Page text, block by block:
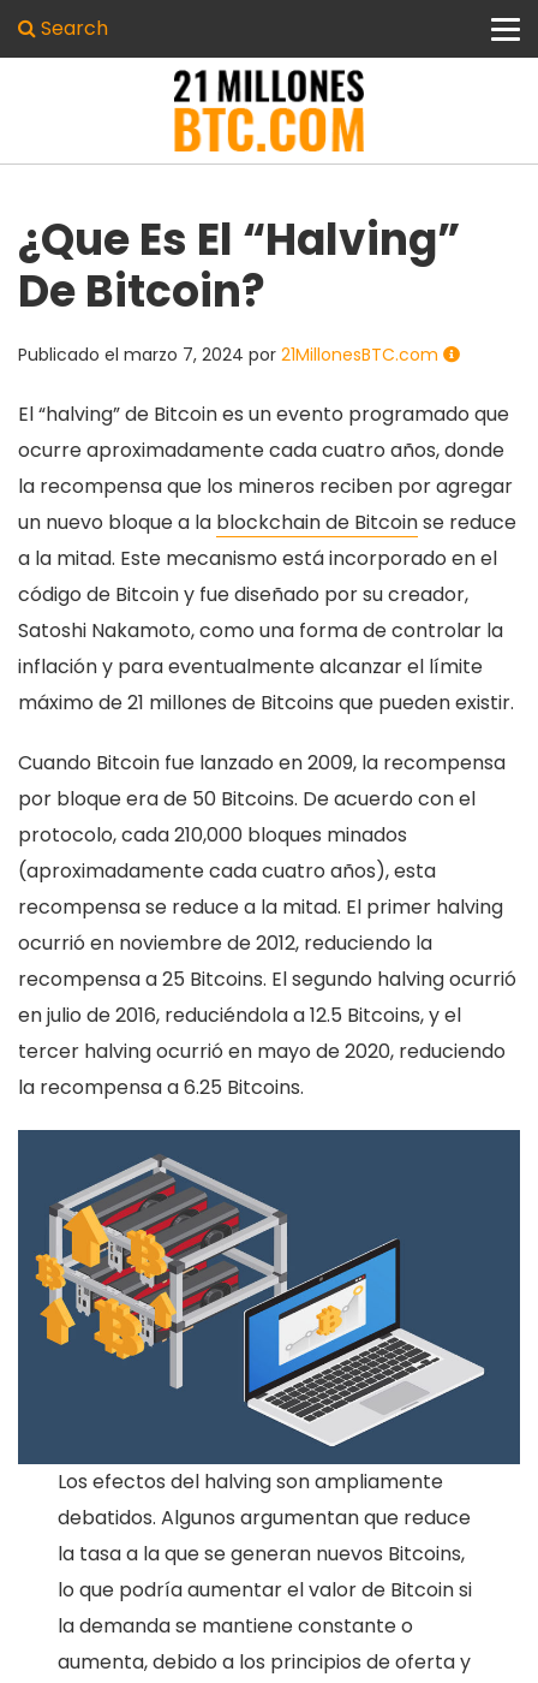
Search
¿Que Es El “halving”
De Bitcoin?
Publicado el marzo 7, 2024 por 21MillonesBTC.com
El “halving” de Bitcoin es un evento programado que
ocurre aproximadamente cada cuatro años, donde
la recompensa que los mineros reciben por agregar
un nuevo bloque a la blockchain de Bitcoinse reduce
a la mitad. Este mecanismo está incorporado en el
código de Bitcoin y fue diseñado por su creador,
Satoshi Nakamoto, como una forma de controlar la
inflación y para eventualmente alcanzar el límite
máximo de 21 millones de Bitcoins que pueden existir.
Cuando Bitcoin fue lanzado en 2009, la recompensa
por bloque era de 50 Bitcoins. De acuerdo con el
protocolo, cada 210,000 bloques minados
(aproximadamente cada cuatro años), esta
recompensa se reduce a la mitad. El primer halving
ocurrió en noviembre de 2012, reduciendo la
recompensa a 25 Bitcoins. El segundo halving ocurrió
en julio de 2016, reduciéndola a 12.5 Bitcoins, y el
tercer halving ocurrió en mayo de 2020, reduciendo
la recompensa a 6.25 Bitcoins.
Los efectos del halving son ampliamente
debatidos. Algunos argumentan que reduce
la tasa a la que se generan nuevos Bitcoins,
lo que podría aumentar el valor de Bitcoin si
la demanda se mantiene constante o
aumenta, debido a los principios de oferta y